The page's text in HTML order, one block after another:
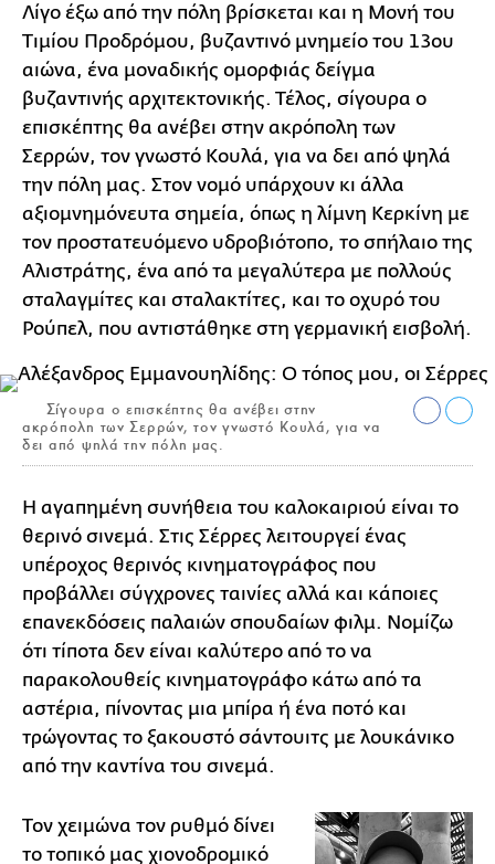
Λίγο έξω από την πόλη βρίσκεται και η Μονή του
Τιμίου Προδρόμου, βυζαντινό μνημείο του 13ου
αιώνα, ένα μοναδικής ομορφιάς δείγμα
βυζαντινής αρχιτεκτονικής. Τέλος, σίγουρα ο
επισκέπτης θα ανέβει στην ακρόπολη των
Σερρών, τον γνωστό Κουλά, για να δει από ψηλά
την πόλη μας. Στον νομό υπάρχουν κι άλλα
αξιομνημόνευτα σημεία, όπως η λίμνη Κερκίνη με
τον προστατευόμενο υδροβιότοπο, το σπήλαιο της
Αλιστράτης, ένα από τα μεγαλύτερα με πολλούς
σταλαγμίτες και σταλακτίτες, και το οχυρό του
Ρούπελ, που αντιστάθηκε στη γερμανική εισβολή.
Σίγουρα ο επισκέπτης θα ανέβει στην
ακρόπολη των Σερρών, τον γνωστό Κουλά, για να
δει από ψηλά την πόλη μας.
Η αγαπημένη συνήθεια του καλοκαιριού είναι το
θερινό σινεμά. Στις Σέρρες λειτουργεί ένας
υπέροχος θερινός κινηματογράφος που
προβάλλει σύγχρονες ταινίες αλλά και κάποιες
επανεκδόσεις παλαιών σπουδαίων φιλμ. Νομίζω
ότι τίποτα δεν είναι καλύτερο από το να
παρακολουθείς κινηματογράφο κάτω από τα
αστέρια, πίνοντας μια μπίρα ή ένα ποτό και
τρώγοντας το ξακουστό σάντουιτς με λουκάνικο
από την καντίνα του σινεμά.
Τον χειμώνα τον ρυθμό δίνει
το τοπικό μας χιονοδρομικό